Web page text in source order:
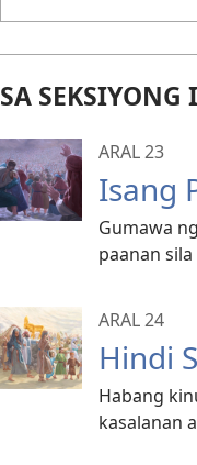
SA SEKSIYONG
ARAL 23
Isang
Gumawa
paanan
ARAL 24
Hindi
Habang
kasalanan